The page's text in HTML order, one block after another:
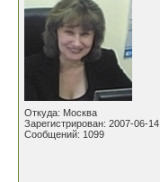
Откуда: Москва
Зарегистрирован: 2007-06-14
Сообщений: 1099